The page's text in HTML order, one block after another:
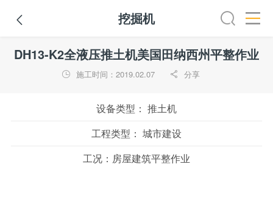
 挖掘机
平地机 装载机 挖掘机 铣刨机 摊铺机 冷再生机
DH13-K2全液压推土机美国田纳西州平整作业
 施工时间：2019.02.07  分享
设备类型： 推土机
工程类型： 城市建设
工况： 房屋建筑平整作业